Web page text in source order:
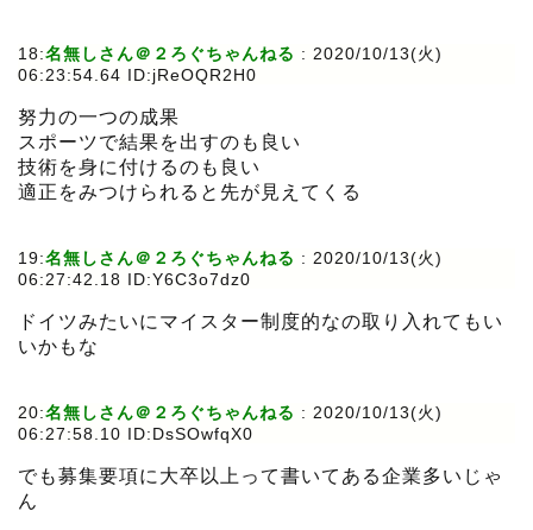
18:名無しさん＠２ろぐちゃんねる : 2020/10/13(火)
06:23:54.64 ID:jReOQR2H0
努力の一つの成果
スポーツで結果を出すのも良い
技術を身に付けるのも良い
適正をみつけられると先が見えてくる
19:名無しさん＠２ろぐちゃんねる : 2020/10/13(火)
06:27:42.18 ID:Y6C3o7dz0
ドイツみたいにマイスター制度的なの取り入れてもい
いかもな
20:名無しさん＠２ろぐちゃんねる : 2020/10/13(火)
06:27:58.10 ID:DsSOwfqX0
でも募集要項に大卒以上って書いてある企業多いじゃ
ん